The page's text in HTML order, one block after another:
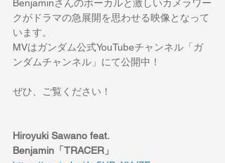
Benjaminさんのボーカルと激しいカメラワー
クがドラマの急展開を思わせる映像となって
います。
MVはガンダム公式YouTubeチャンネル「ガ
ンダムチャンネル」にて公開中！
ぜひ、ご覧ください！
Hiroyuki Sawano feat.
Benjamin「TRACER」